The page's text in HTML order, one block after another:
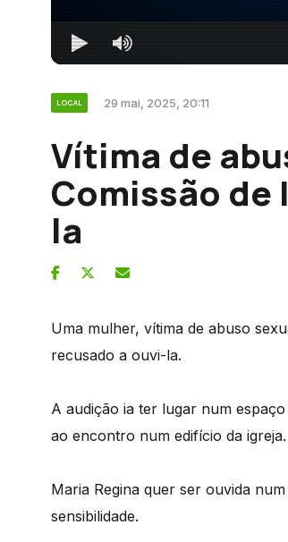
LOCAL 29 mai, 2025, 20:11
Vítima de
Comissão
la
Uma mulher, vítima de abuso
recusado a ouvi-la.
A audição ia ter lugar num
ao encontro num edifício da igreja.
Maria Regina quer ser ouvida
sensibilidade.